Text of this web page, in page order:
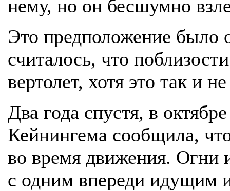
нему, но он бесшумно
Это предположение было
считалось, что
вертолет, хотя это так и
Два года спустя, в
Кейнингема сообщила,
во время движения. Огни
с одним впереди идущим